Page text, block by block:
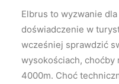
Elbrus to wyzwanie
doświadczenie w
wcześniej sprawdzić
wysokościach, choćby
4000m. Choć